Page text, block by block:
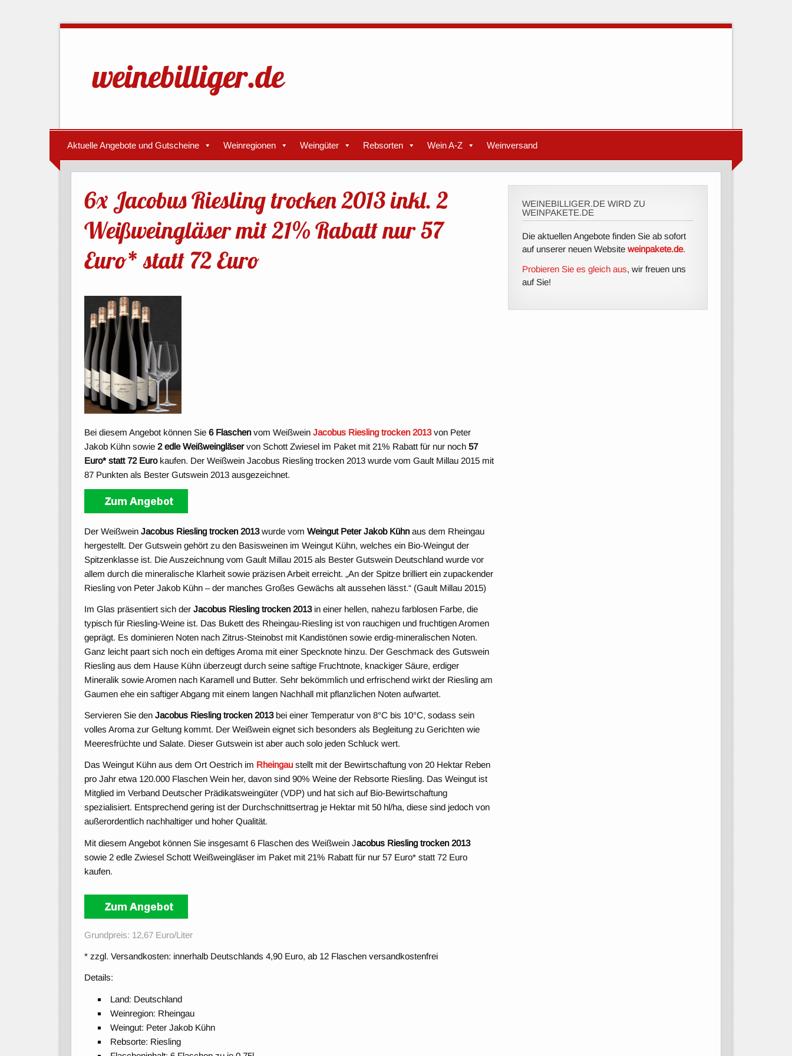
Aktuelle Angebote und Gutscheine Weinregionen Weingüter Rebsorten Wein A-Z Weinversand
6x Jacobus Riesling trocken 2013 inkl. 2
Weißweingläser mit 21% Rabatt nur 57
Euro* statt 72 Euro
Bei diesem Angebot können Sie6 Flaschen vom WeißweinJacobus Riesling trocken 2013von Peter
Jakob Kühn sowie2 edle Weißweingläservon Schott Zwiesel im Paket mit 21% Rabatt für nur noch57
Euro* statt 72 Eurokaufen. Der Weißwein Jacobus Riesling trocken 2013 wurde vom Gault Millau 2015 mit
87 Punkten als Bester Gutswein 2013 ausgezeichnet.
Der WeißweinJacobus Riesling trocken 2013wurde vomWeingut Peter Jakob Kühn aus dem Rheingau
hergestellt. Der Gutswein gehört zu den Basisweinen im Weingut Kühn, welches ein Bio-Weingut der
Spitzenklasse ist. Die Auszeichnung vom Gault Millau 2015 als Bester Gutswein Deutschland wurde vor
allem durch die mineralische Klarheit sowie präzisen Arbeit erreicht. „An der Spitze brilliert ein zupackender
Riesling von Peter Jakob Kühn – der manches Großes Gewächs alt aussehen lässt.“ (Gault Millau 2015)
Im Glas präsentiert sich derJacobus Riesling trocken 2013in einer hellen, nahezu farblosen Farbe, die
typisch für Riesling-Weine ist. Das Bukett des Rheingau-Riesling ist von rauchigen und fruchtigen Aromen
geprägt. Es dominieren Noten nach Zitrus-Steinobst mit Kandistönen sowie erdig-mineralischen Noten.
Ganz leicht paart sich noch ein deftiges Aroma mit einer Specknote hinzu. Der Geschmack des Gutswein
Riesling aus dem Hause Kühn überzeugt durch seine saftige Fruchtnote, knackiger Säure, erdiger
Mineralik sowie Aromen nach Karamell und Butter. Sehr bekömmlich und erfrischend wirkt der Riesling am
Gaumen ehe ein saftiger Abgang mit einem langen Nachhall mit pflanzlichen Noten aufwartet.
Servieren Sie denJacobus Riesling trocken 2013bei einer Temperatur von 8°C bis 10°C, sodass sein
volles Aroma zur Geltung kommt. Der Weißwein eignet sich besonders als Begleitung zu Gerichten wie
Meeresfrüchte und Salate. Dieser Gutswein ist aber auch solo jeden Schluck wert.
Das Weingut Kühn aus dem Ort Oestrich im Rheingau stellt mit der Bewirtschaftung von 20 Hektar Reben
pro Jahr etwa 120.000 Flaschen Wein her, davon sind 90% Weine der Rebsorte Riesling. Das Weingut ist
Mitglied im Verband Deutscher Prädikatsweingüter (VDP) und hat sich auf Bio-Bewirtschaftung
spezialisiert. Entsprechend gering ist der Durchschnittsertrag je Hektar mit 50 hl/ha, diese sind jedoch von
außerordentlich nachhaltiger und hoher Qualität.
Mit diesem Angebot können Sie insgesamt 6 Flaschen des Weißwein Jacobus Riesling trocken 2013
sowie 2 edle Zwiesel Schott Weißweingläser im Paket mit 21% Rabatt für nur 57 Euro* statt 72 Euro
kaufen.
Grundpreis: 12,67 Euro/Liter
* zzgl. Versandkosten: innerhalb Deutschlands 4,90 Euro, ab 12 Flaschen versandkostenfrei
Details:
Land: Deutschland
Weinregion: Rheingau
Weingut: Peter Jakob Kühn
Rebsorte: Riesling
WEINEBILLIGER.DE WIRD ZU
WEINPAKETE.DE
Die aktuellen Angebote finden Sie ab sofort
auf unserer neuen Websiteweinpakete.de.
Probieren Sie es gleich aus, wir freuen uns
auf Sie!